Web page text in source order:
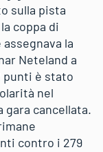
sulla pista
coppa di
la
Neteland a
punti è stato
nel
gara cancellata.
contro i 279